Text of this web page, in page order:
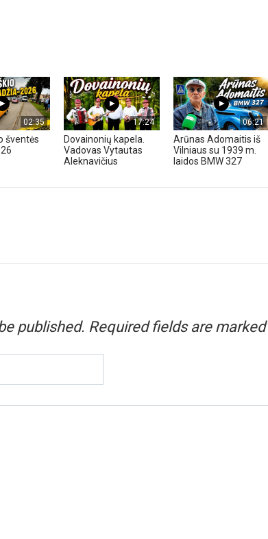
02:35
šventės
17:24
Dovainonių kapela.
Vadovas Vytautas
Aleknavičius
06:21
Arūnas Adomaitis iš
Vilniaus su 1939 m.
laidos BMW 327
published. Required fields are marked